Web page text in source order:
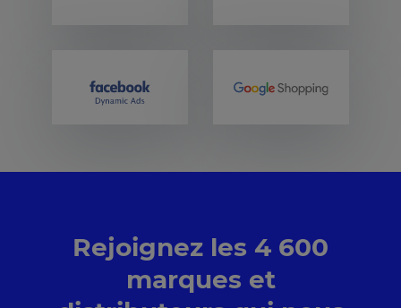
Rejoignez les 4 600
marques et